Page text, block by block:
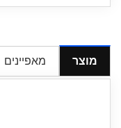
מוצר מאפיינים